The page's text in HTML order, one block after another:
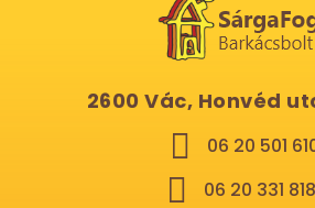
2600 Vác, Honvéd
06 20 501
06 20 331